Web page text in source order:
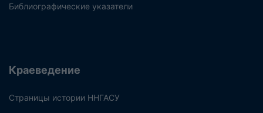
Библиографические указатели
Краеведение
Страницы истории ННГАСУ